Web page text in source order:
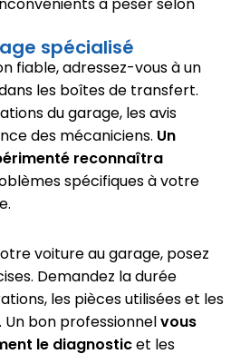
à peser selon
spécialisé
fiable, adressez-vous à un
les boîtes de transfert.
du garage, les avis
des mécaniciens. Un
reconnaîtra
spécifiques à votre
voiture au garage, posez
Demandez la durée
les pièces utilisées et les
bon professionnelvous
le diagnosticet les